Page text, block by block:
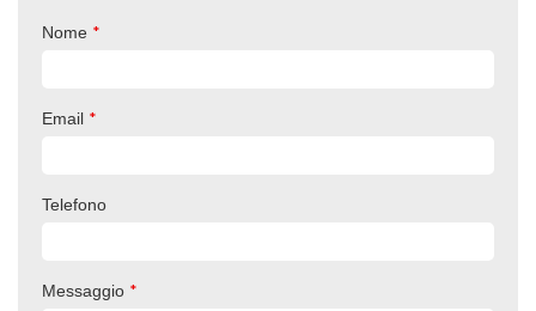
Nome *
Email *
Telefono
Messaggio *